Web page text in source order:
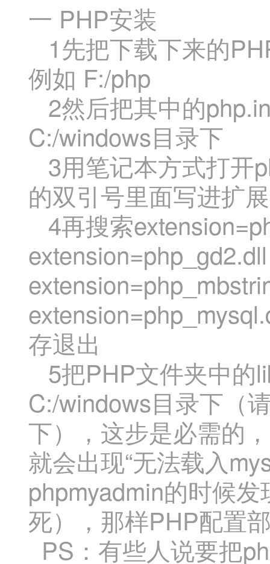
一 PHP安装
1先把下载下来的
例如 F:/php
2然后把其中的
C:/windows目录下
3用笔记本方式打开
的双引号里面写进扩
4再搜索
存退出
5把PHP文件夹中的
C:/windows目录下（
下），这步是必需的
就会出现“无法载入
phpmyadmin的时候
死），那样PHP配置
PS：有些人说要把